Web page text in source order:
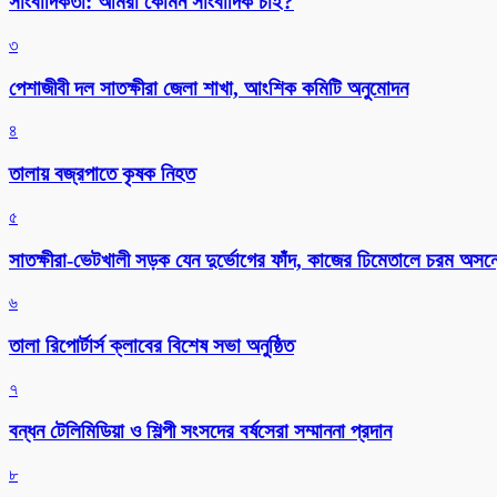
৩
পেশাজীবী দল সাতক্ষীরা জেলা শাখা, আংশিক কমিটি অনুমোদন
৪
তালায় বজ্রপাতে কৃষক নিহত
৫
সাতক্ষীরা-ভেটখালী সড়ক যেন দুর্ভোগের ফাঁদ, কাজের ঢিমেতালে চরম
৬
‎তালা রিপোর্টার্স ক্লাবের বিশেষ সভা অনুষ্ঠিত
৭
বন্ধন টেলিমিডিয়া ও শিল্পী সংসদের বর্ষসেরা সম্মাননা প্রদান
৮